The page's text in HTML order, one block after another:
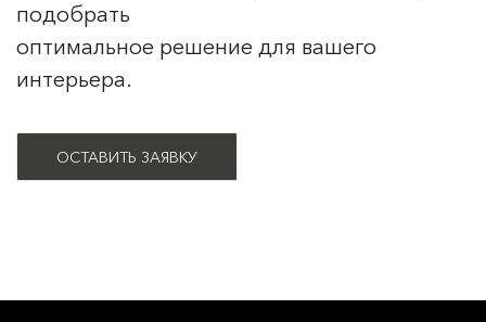
подобрать
оптимальное решение для вашего
интерьера.
ОСТАВИТЬ ЗАЯВКУ